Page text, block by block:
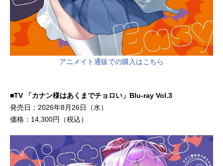
アニメイト通販での購入はこちら
■TV 「カナン様はあくまでチョロい」Blu-ray Vol.3
発売日：2026年8月26日（水）
価格：14,300円（税込）